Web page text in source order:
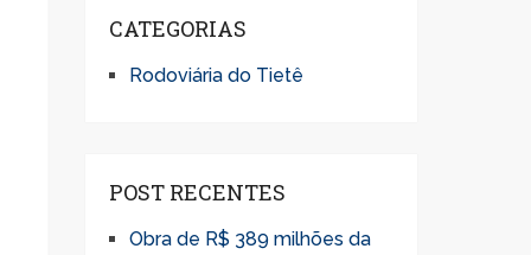
CATEGORIAS
Rodoviária do Tietê
POST RECENTES
Obra de R$ 389 milhões da